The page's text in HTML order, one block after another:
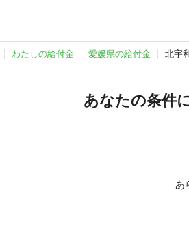
わたしの給付金 愛媛県の給付金 北宇
あなたの条件
あ